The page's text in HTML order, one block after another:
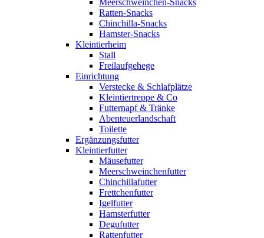
Meerschweinchen-Snacks
Ratten-Snacks
Chinchilla-Snacks
Hamster-Snacks
Kleintierheim
Stall
Freilaufgehege
Einrichtung
Verstecke & Schlafplätze
Kleintiertreppe & Co
Futternapf & Tränke
Abenteuerlandschaft
Toilette
Ergänzungsfutter
Kleintierfutter
Mäusefutter
Meerschweinchenfutter
Chinchillafutter
Frettchenfutter
Igelfutter
Hamsterfutter
Degufutter
Rattenfutter